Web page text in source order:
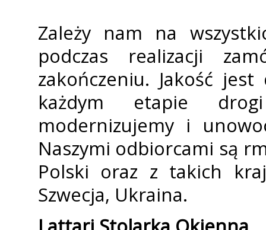
Zależy nam na
podczas realizacji
zakończeniu. Jakość
każdym etapie
modernizujemy i
Naszymi odbiorcami są
Polski oraz z takich
Szwecja, Ukraina.